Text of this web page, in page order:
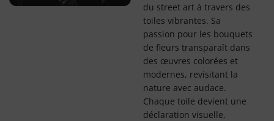
du street art à travers des
toiles vibrantes. Sa
passion pour les bouquets
de fleurs transparaît dans
des œuvres colorées et
modernes, revisitant la
nature avec audace.
Chaque toile devient une
déclaration visuelle,